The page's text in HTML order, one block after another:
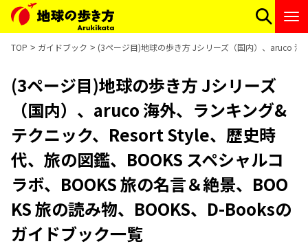
TOP ガイドブック (3ページ目)地球の歩き方 Jシリーズ（国内）、aruco 海
(3ページ目)地球の歩き方 Jシリーズ
（国内）、aruco 海外、ランキング&
テクニック、Resort Style、歴史時
代、旅の図鑑、BOOKS スペシャルコ
ラボ、BOOKS 旅の名言＆絶景、BOO
KS 旅の読み物、BOOKS、D-Booksの
ガイドブック一覧